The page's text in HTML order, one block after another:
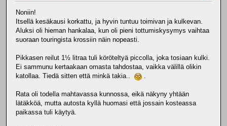
Noniin!
Itsellä kesäkausi korkattu, ja hyvin tuntuu toimivan ja kulkevan.
Aluksi oli hieman hankalaa, kun oli pieni tottumiskysymys vaihtaa
suoraan touringista krossiin näin nopeasti.
Pikkasen reilut 1½ litraa tuli köröteltyä piccolla, joka tosiaan kulki.
Ei sammunu kertaakaan omasta tahdostaa, vaikka välillä olikin
katollaa. Tiedä sitten että minkä takia..
.
Rata oli todella mahtavassa kunnossa, eikä näkyny yhtään
lätäkköä, mutta autosta kyllä huomasi että jossain kosteassa
paikassa tuli käytyä.